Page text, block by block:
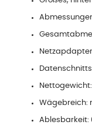
Nettogewicht:
Wägebreich:
Ablesbarkeit: